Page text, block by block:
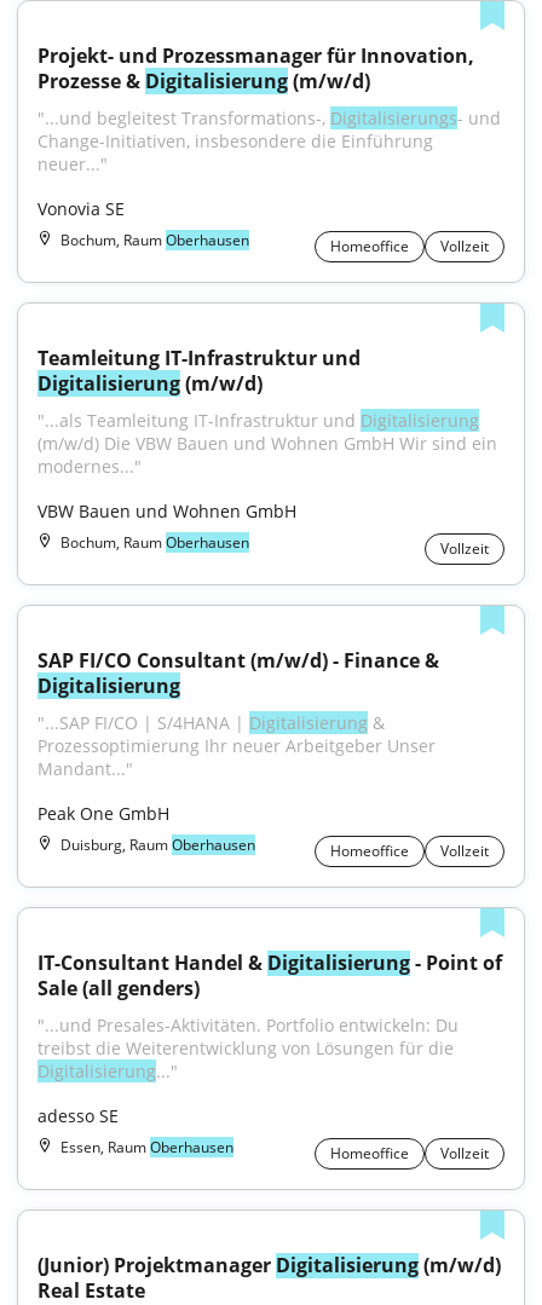
Projekt- und Prozessmanager für Innovation,
Prozesse & Digitalisierung (m/w/d)
"...und begleitest Transformations-, Digitalisierungs- und
Change-Initiativen, insbesondere die Einführung
neuer..."
Vonovia SE
Bochum, RaumOberhausen Homeoffice Vollzeit
Digitalisierung (m/w/d)
"...als Teamleitung IT-Infrastruktur und Digitalisierung
(m/w/d) Die VBW Bauen und Wohnen GmbH Wir sind ein
modernes..."
VBW Bauen und Wohnen GmbH
Bochum, RaumOberhausen Vollzeit
Digitalisierung
"...SAP FI/CO | S/4HANA | Digitalisierung &
Prozessoptimierung Ihr neuer Arbeitgeber Unser
Mandant..."
Peak One GmbH
Duisburg, RaumOberhausen Homeoffice Vollzeit
IT-Consultant Handel & Digitalisierung - Point of
Sale (all genders)
"...und Presales-Aktivitäten. Portfolio entwickeln: Du
Digitalisierung..."
adesso SE
Essen, RaumOberhausen Homeoffice Vollzeit
(Junior) Projektmanager Digitalisierung (m/w/d)
Real Estate